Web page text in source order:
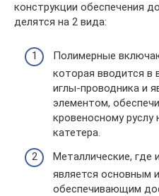
конструкции обеспечения
делятся на 2 вида:
Полимерные
которая вводится
иглы-проводника и
элементом,
кровеносному руслу
катетера.
Металлические, где
является основным
обеспечивающим